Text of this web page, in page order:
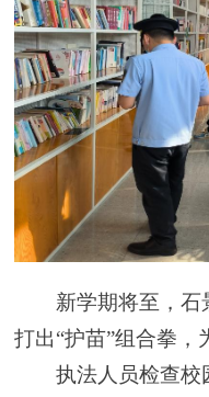
新学期将至，石
打出“护苗”组合拳，
执法人员检查校